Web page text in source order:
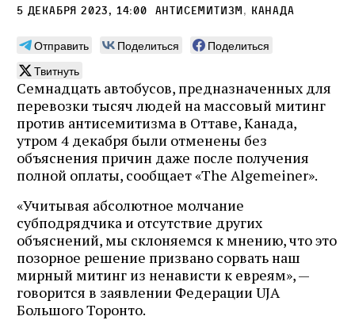
5 декабря 2023, 14:00 антисемитизм, Канада
Отправить Поделиться
Поделиться
Твитнуть
Семнадцать автобусов, предназначенных для
перевозки тысяч людей на массовый митинг
против антисемитизма в Оттаве, Канада,
утром 4 декабря были отменены без
объяснения причин даже после получения
полной оплаты, сообщает «The Algemeiner».
«Учитывая абсолютное молчание
субподрядчика и отсутствие других
объяснений, мы склоняемся к мнению, что это
позорное решение призвано сорвать наш
мирный митинг из ненависти к евреям», —
говорится в заявлении Федерации UJA
Большого Торонто.